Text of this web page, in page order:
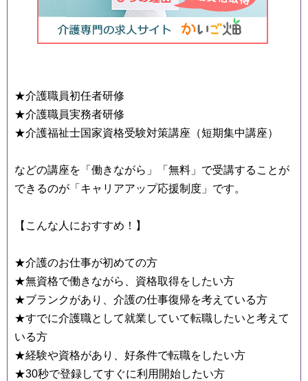
★介護職員初任者研修
★介護職員実務者研修
★介護福祉士国家資格受験対策講座（短期集中講座）
などの講座を「働きながら」「無料」で受講することが
できるのが「キャリアアップ応援制度」です。
【こんな人におすすめ！】
★介護のお仕事が初めての方
★無資格で働きながら、資格取得をしたい方
★ブランクがあり、介護の仕事復帰を考えている方
★すでに介護職として就業していて転職したいと考えて
いる方
★経験や資格があり、好条件で転職をしたい方
★30秒で登録してすぐに利用開始したい方